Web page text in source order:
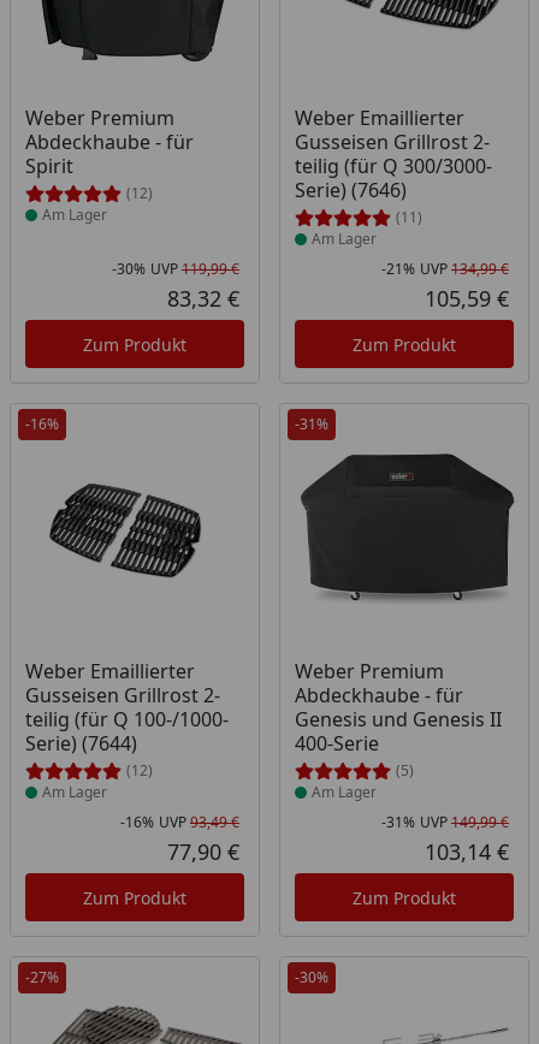
Weber Premium
Abdeckhaube - für
Spirit
(12)
Produkt am Lager
Am Lager
Rabatt in Prozent
-30%
Ursprünglicher Preis
UVP119,99 €
Aktueller Preis
83,32 €
Zum Produkt
Weber Emaillierter
Gusseisen Grillrost 2-
teilig (für Q 300/3000-
Serie) (7646)
(11)
Produkt am Lager
Am Lager
-21% UVP134,99 €
105,59 €
Zum Produkt
-16%
Weber Emaillierter
Gusseisen Grillrost 2-
teilig (für Q 100-/1000-
Serie) (7644)
(12)
Produkt am Lager
Am Lager
Rabatt in Prozent
-16%
Ursprünglicher Preis
UVP93,49 €
Aktueller Preis
77,90 €
Zum Produkt
-31%
Weber Premium
Abdeckhaube - für
Genesis und Genesis II
400-Serie
(5)
Produkt am Lager
Am Lager
-31% UVP149,99 €
103,14 €
Zum Produkt
-27% -30%